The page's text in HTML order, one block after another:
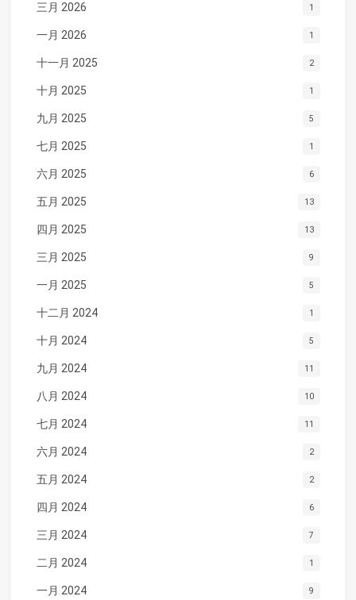
三月 2026 1
一月 2026 1
十一月 2025 2
十月 2025 1
九月 2025 5
七月 2025 1
六月 2025 6
五月 2025 13
四月 2025 13
三月 2025 9
一月 2025 5
十二月 2024 1
十月 2024 5
九月 2024 11
八月 2024 10
七月 2024 11
六月 2024 2
五月 2024 2
四月 2024 6
三月 2024 7
二月 2024 1
一月 2024 9